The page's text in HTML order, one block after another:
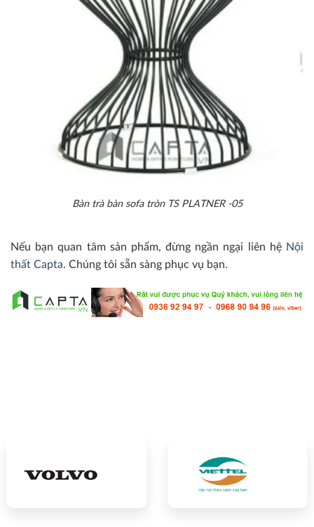
Bàn trà bàn sofa tròn TS PLATNER -05
Nếu bạn quan tâm sản phẩm, đừng ngần ngại liên hệ Nội
thất Capta. Chúng tôi sẵn sàng phục vụ bạn.